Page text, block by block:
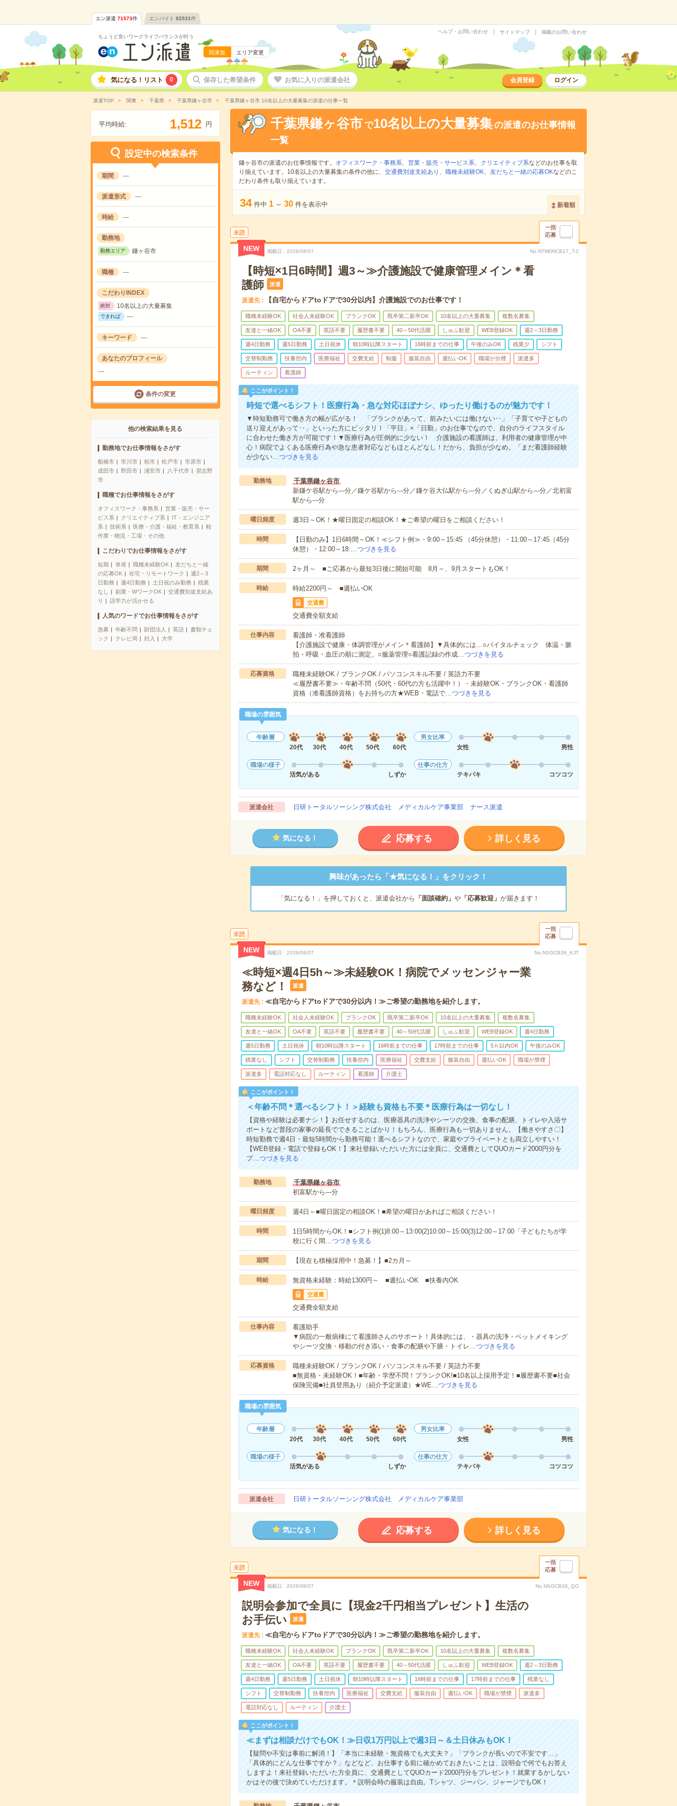
エン派遣 71573件 エンバイト 82531件
ちょうど良いワークライフバランスが叶う
関東版 エリア変更
ヘルプ・お問い合わせ サイトマップ 掲載のお問い合わせ
気になる！リスト 0 保存した希望条件 お気に入りの派遣会社 会員登録 ログイン
派遣TOP 関東 千葉県 千葉県鎌ヶ谷市 千葉県鎌ヶ谷市 10名以上の大量募集の派遣の仕事一覧
平均時給: 1,512 円
設定中の検索条件
期間 ---
派遣形式 ---
時給 ---
勤務地
勤務エリア 鎌ヶ谷市
職種 ---
こだわりINDEX
絶対 10名以上の大量募集
できれば ---
キーワード ---
あなたのプロフィール
---
条件の変更
他の検索結果を見る
勤務地でお仕事情報をさがす
船橋市 市川市 柏市 松戸市
市原市
成田市
野田市 浦安市 八千代市
習志野
市
職種でお仕事情報をさがす
オフィスワーク・事務系
営業・販売・サー
ビス系
クリエイティブ系
IT・エンジニア
系
技術系 医療・介護・福祉・教育系
軽
作業・物流・工場・その他
こだわりでお仕事情報をさがす
短期 単発 職種未経験OK
友だちと一緒
の応募OK
在宅・リモートワーク
週2～3
日勤務
週4日勤務 土日祝のみ勤務
残業
なし
副業・WワークOK
交通費別途支給あ
り
語学力が活かせる
人気のワードでお仕事情報をさがす
急募 年齢不問 財団法人 英語
書類チェ
ック
テレビ局 封入 大学
千葉県鎌ヶ谷市 で10名以上の大量募集の派遣のお仕事情報
一覧
鎌ヶ谷市の派遣のお仕事情報です。 オフィスワーク・事務系、 営業・販売・サービス系、 クリエイティブ系などのお仕事を取
り揃えています。10名以上の大量募集の条件の他に、 交通費別途支給あり 、 職種未経験OK、 友だちと一緒の応募OKなどのこ
だわり条件も取り揃えています。
34 件中 1 ～ 30 件を表示中 新着順
未読
一括
応募
NEW 掲載日 2026/08/07 No.NTMDNCB17_T-2
【時短×1日6時間】週3～≫介護施設で健康管理メイン＊看
護師
派遣
派遣先 【自宅からドアtoドアで30分以内】介護施設でのお仕事です！
職種未経験OK 社会人未経験OK ブランクOK 既卒第二新卒OK 10名以上の大量募集 複数名募集
友達と一緒OK OA不要 英語不要 履歴書不要 40～50代活躍 しゅふ歓迎 WEB登録OK 週2～3日勤務
週4日勤務 週5日勤務 土日祝休 朝10時以降スタート 16時前までの仕事 午後のみOK 残業少 シフト
交替制勤務 扶養控内 医療福祉 交費支給 制服 服装自由 週払いOK 職場が分煙 派遣多
ルーティン 看護師
ここがポイント！
時短で選べるシフト！医療行為・急な対応ほぼナシ、ゆったり働けるのが魅力です！
▼時短勤務可で働き方の幅が広がる！ 「ブランクがあって、前みたいには働けない‥」「子育てや子どもの
送り迎えがあって‥」といった方にピッタリ！「平日」×「日勤」のお仕事でなので、自分のライフスタイル
に合わせた働き方が可能です！▼医療行為が圧倒的に少ない！ 介護施設の看護師は、利用者の健康管理が中
心！病院でよくある医療行為や急な患者対応などもほとんどなし！だから、負担が少なめ。「まだ看護師経験
が少ない…つづきを見る
勤務地
千葉県鎌ヶ谷市
新鎌ケ谷駅から---分／鎌ケ谷駅から---分／鎌ケ谷大仏駅から---分／くぬぎ山駅から---分／北初富
駅から---分
曜日頻度 週3日～OK！★曜日固定の相談OK！★ご希望の曜日をご相談ください！
時間
【日勤のみ】1日6時間～OK！≪シフト例≫・9:00～15:45 （45分休憩）・11:00～17:45（45分
休憩）・12:00～18:…つづきを見る
期間 2ヶ月～ ■ご応募から最短3日後に開始可能 8月～、9月スタートもOK！
時給 時給2200円～ ■週払いOK
交通費
交通費全額支給
仕事内容
看護師・准看護師
【介護施設で健康・体調管理がメイン＊看護師】▼具体的には…○バイタルチェック 体温・脈
拍・呼吸・血圧の順に測定。○服薬管理○看護記録の作成…つづきを見る
応募資格
職種未経験OK / ブランクOK / パソコンスキル不要 / 英語力不要
≪履歴書不要≫・年齢不問（50代・60代の方も活躍中！）・未経験OK・ブランクOK・看護師
資格（准看護師資格）をお持ちの方★WEB・電話で…つづきを見る
職場の雰囲気
年齢層
20代
30代 40代 50代 60代
男女比率
女性
男性
職場の様子
活気がある
しずか
仕事の仕方
テキパキ
コツコツ
派遣会社 日研トータルソーシング株式会社 メディカルケア事業部 ナース派遣
気になる！ 応募する 詳しく見る
興味があったら「★気になる！」をクリック！
「気になる！」を押しておくと、派遣会社から 「面談確約」 や「応募歓迎」 が届きます！
未読
一括
応募
NEW 掲載日 2026/08/07 No.NSGCB38_KJT
≪時短×週4日5h～≫未経験OK！病院でメッセンジャー業
務など！
派遣
派遣先 ≪自宅からドアtoドアで30分以内！≫ご希望の勤務地を紹介します。
職種未経験OK 社会人未経験OK ブランクOK 既卒第二新卒OK 10名以上の大量募集 複数名募集
友達と一緒OK OA不要 英語不要 履歴書不要 40～50代活躍 しゅふ歓迎 WEB登録OK 週4日勤務
週5日勤務 土日祝休 朝10時以降スタート 16時前までの仕事 17時前までの仕事 5ｈ以内OK 午後のみOK
残業なし シフト 交替制勤務 扶養控内 医療福祉 交費支給 服装自由 週払いOK 職場が禁煙
派遣多 電話対応なし ルーティン 看護師 介護士
ここがポイント！
＜年齢不問＊選べるシフト！＞経験も資格も不要＊医療行為は一切なし！
【資格や経験は必要ナシ！】お任せするのは、医療器具の洗浄やシーツの交換、食事の配膳、トイレや入浴サ
ポートなど普段の家事の延長でできることばかり！もちろん、医療行為も一切ありません。【働きやすさ〇】
時短勤務で週4日・最短5時間から勤務可能！選べるシフトなので、家庭やプライベートとも両立しやすい！
【WEB登録・電話で登録もOK！】来社登録いただいた方には全員に、交通費としてQUOカード2000円分を
プ…つづきを見る
勤務地
千葉県鎌ヶ谷市
初富駅から---分
曜日頻度 週4日～■曜日固定の相談OK！■希望の曜日があればご相談ください！
時間
1日5時間からOK！■シフト例(1)8:00～13:00(2)10:00～15:00(3)12:00～17:00「子どもたちが学
校に行く間…つづきを見る
期間 【現在も積極採用中！急募！】■2カ月～
時給 無資格未経験：時給1300円～ ■週払いOK ■扶養内OK
交通費
交通費全額支給
仕事内容
看護助手
▼病院の一般病棟にて看護師さんのサポート！具体的には、・器具の洗浄・ベットメイキング
やシーツ交換・移動の付き添い・食事の配膳や下膳・トイレ…つづきを見る
応募資格
職種未経験OK / ブランクOK / パソコンスキル不要 / 英語力不要
■無資格・未経験OK！■年齢・学歴不問！ブランクOK!■10名以上採用予定！■履歴書不要■社会
保険完備■社員登用あり（紹介予定派遣）★WE…つづきを見る
職場の雰囲気
年齢層
20代
30代 40代 50代 60代
男女比率
女性
男性
職場の様子
活気がある
しずか
仕事の仕方
テキパキ
コツコツ
派遣会社 日研トータルソーシング株式会社 メディカルケア事業部
気になる！ 応募する 詳しく見る
未読
一括
応募
NEW 掲載日 2026/08/07 No.NSGCB28_QO
説明会参加で全員に【現金2千円相当プレゼント】生活の
お手伝い
派遣
派遣先 ≪自宅からドアtoドアで30分以内！≫ご希望の勤務地を紹介します。
職種未経験OK 社会人未経験OK ブランクOK 既卒第二新卒OK 10名以上の大量募集 複数名募集
友達と一緒OK OA不要 英語不要 履歴書不要 40～50代活躍 しゅふ歓迎 WEB登録OK 週2～3日勤務
週4日勤務 週5日勤務 土日祝休 朝10時以降スタート 16時前までの仕事 17時前までの仕事 残業なし
シフト 交替制勤務 扶養控内 医療福祉 交費支給 服装自由 週払いOK 職場が禁煙 派遣多
電話対応なし ルーティン 介護士
ここがポイント！
≪まずは相談だけでもOK！≫日収1万円以上で週3日～＆土日休みもOK！
【疑問や不安は事前に解消！】「本当に未経験・無資格でも大丈夫？」「ブランクが長いので不安です…」
「具体的にどんな仕事ですか？」などなど、お仕事する前に確かめておきたいことは、説明会で何でもお答え
しますよ！来社登録いただいた方全員に、交通費としてQUOカード2000円分をプレゼント！就業するかしない
かはその後で決めていただけます。＊説明会時の服装は自由。Tシャツ、ジーパン、ジャージでもOK！